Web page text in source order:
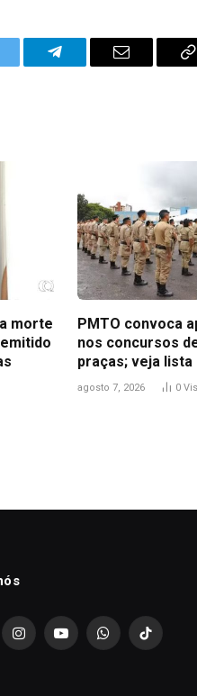
Telegram Email
morte
PMTO convoca
nos concursos
praças; veja lista
agosto 7, 2026 0
InstagramYouTubeWhatsAppTikTok